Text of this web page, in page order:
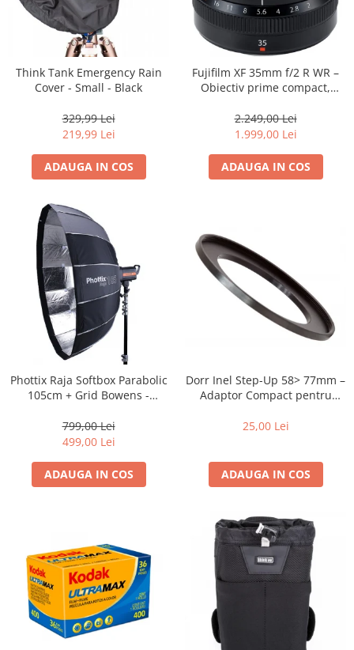
Trepiede si monopiede
Trepiede foto
Trepiede video
Trepied / Monopied Carbon
webcam-uri
Cap trepied si monopied
Placute cap trepied
Huse trepied / stativ lumini
Sina Focus pentru Macro
Accesorii trepiede si monopiede
Selfie Stick
Studio/Lumini si accesorii
Blitz-uri studio
Blitz-uri mobile, cu acumulatori
Accesorii Blitz-uri studio
Lampi lumina continua
Stative/boom-uri pentru lumini
Suporti pentru fundaluri
Blende
Umbrele
Corturi si mese pt. fotografia de
Think Tank Emergency Rain
Cover - Small - Black
329,99 Lei
219,99 Lei
ADAUGA IN COS
Fujifilm XF 35mm f/2 R WR –
Obiectiv prime compact,
intemperii pentru fotografie
de zi cu zi
2.249,00 Lei
1.999,00 Lei
ADAUGA IN COS
Phottix Raja Softbox Parabolic
105cm + Grid Bowens -
799,00 Lei
499,00 Lei
ADAUGA IN COS
Dorr Inel Step-Up 58> 77mm –
Adaptor Compact pentru
25,00 Lei
ADAUGA IN COS